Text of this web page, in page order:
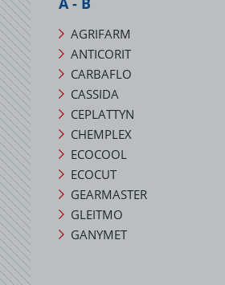
AGRIFARM
ANTICORIT
CARBAFLO
CASSIDA
CEPLATTYN
CHEMPLEX
ECOCOOL
ECOCUT
GEARMASTER
GLEITMO
GANYMET